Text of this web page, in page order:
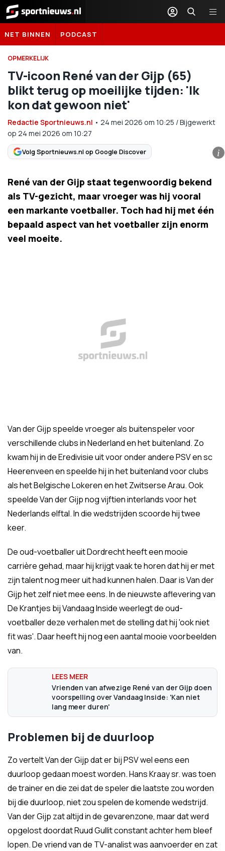
Sportnieuws.nl
NET BINNEN PODCAST
OPMERKELIJK
TV-icoon René van der Gijp (65)
blikt terug op moeilijke tijden: 'Ik
kon dat gewoon niet'
Redactie Sportnieuws.nl • 24 mei 2026 om 10:25 /Bijgewerkt
op 24 mei 2026 om 10:27
Volg Sportnieuws.nl op Google Discover i
René van der Gijp staat tegenwoordig bekend
als TV-gezicht, maar vroeger was hij vooral
een markante voetballer. Toch had hij met één
bepaald aspect van het voetballer zijn enorm
veel moeite.
Van der Gijp speelde vroeger als buitenspeler voor
verschillende clubs in Nederland en het buitenland. Zo
kwam hij in de Eredivisie uit voor onder andere PSV en sc
Heerenveen en speelde hij in het buitenland voor clubs
als het Belgische Lokeren en het Zwitserse Arau. Ook
speelde Van der Gijp nog vijftien interlands voor het
Nederlands elftal. In die wedstrijden scoorde hij twee
keer.
De oud-voetballer uit Dordrecht heeft een mooie
carrière gehad, maar hij krijgt vaak te horen dat hij er met
zijn talent nog meer uit had kunnen halen. Daar is Van der
Gijp het zelf niet mee eens. In de nieuwste aflevering van
De Krantjes bij Vandaag Inside weerlegt de oud-
voetballer deze verhalen met de stelling dat hij 'ook niet
fit was'. Daar heeft hij nog een aantal mooie voorbeelden
van.
Vrienden van afwezige René van der Gijp doen
voorspelling over Vandaag Inside: 'Kan niet
lang meer duren'
Problemen bij de duurloop
Zo vertelt Van der Gijp dat er bij PSV wel eens een
duurloop gedaan moest worden. Hans Kraay sr. was toen
de trainer en die zei dat de speler die laatste zou worden
bij die duurloop, niet zou spelen de komende wedstrijd.
Van der Gijp zat altijd in de gevarenzone, maar dat werd
opgelost doordat Ruud Gullit constant achter hem bleef
lopen. De vriend van de TV-analist was aanvoerder en zat